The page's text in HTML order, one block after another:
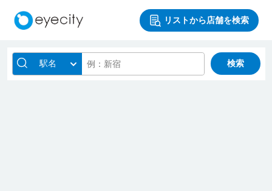
リストから店舗を検索
駅名 検索